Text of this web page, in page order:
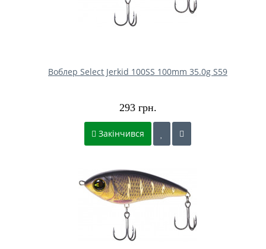
Воблер Select Jerkid 100SS 100mm 35.0g S59
293 грн.
Закінчився